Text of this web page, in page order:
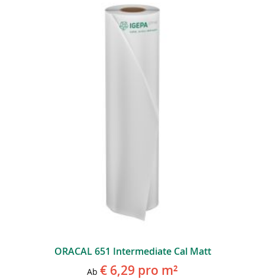
ORACAL 651 Intermediate Cal Matt
Ab € 6,29 pro m²